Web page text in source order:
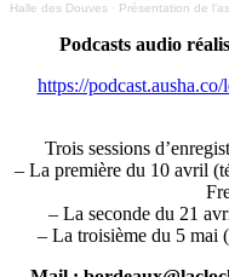
Halle des Douves · Présentation de
Podcasts audio
https://
Trois sessions
– La première du 10 avril
– La seconde du 21
– La troisième du 5 mai